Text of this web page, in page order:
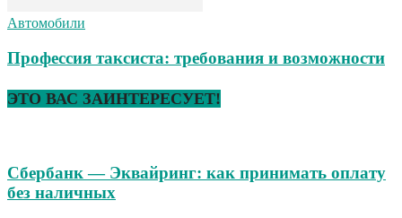
Автомобили
Профессия таксиста: требования и возможности
ЭТО ВАС ЗАИНТЕРЕСУЕТ!
Сбербанк — Эквайринг: как принимать оплату
без наличных